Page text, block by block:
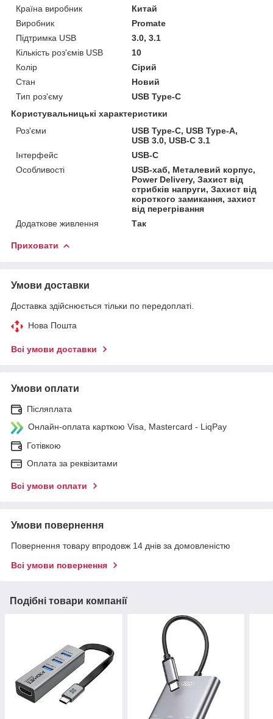
Країна виробник
Китай
Виробник
Promate
Підтримка USB
3.0, 3.1
Кількість роз'ємів USB
10
Колір
Сірий
Стан
Новий
Тип роз'єму
USB Type-C
Користувальницькі характеристики
Роз'єми
USB Type-C, USB Type-A,
USB 3.0, USB-C 3.1
Інтерфейс
USB-C
Особливості
USB-хаб, Металевий корпус,
Power Delivery, Захист від
стрибків напруги, Захист від
короткого замикання, захист
від перегрівання
Додаткове живлення
Так
Приховати
Умови доставки
Доставка здійснюється тільки по передоплаті.
Нова Пошта
Всі умови доставки
Умови оплати
Післяплата
Онлайн-оплата карткою Visa, Mastercard - LiqPay
Готівкою
Оплата за реквізитами
Всі умови оплати
Умови повернення
Повернення товару впродовж 14 днів за домовленістю
Всі умови повернення
Подібні товари компанії